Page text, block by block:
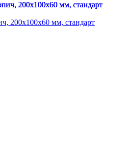
200х100х60 мм, стандарт